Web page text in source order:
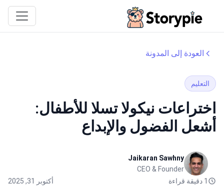
العودة إلى المدونة
التعليم
اختراعات نيكولا تسلا للأطفال:
أشعل الفضول والإبداع
Jaikaran Sawhny
CEO & Founder
1 دقيقة قراءة
أكتوبر 31, 2025